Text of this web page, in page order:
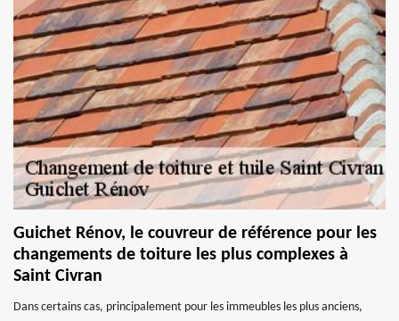
Guichet Rénov, le couvreur de référence pour les
changements de toiture les plus complexes à
Saint Civran
Dans certains cas, principalement pour les immeubles les plus anciens,